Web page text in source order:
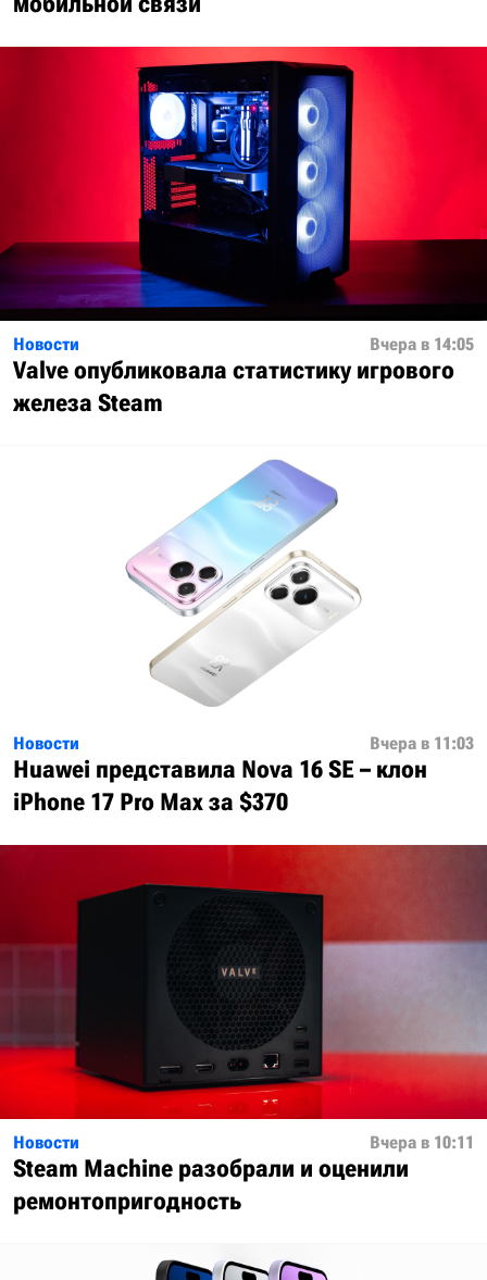
Новости Вчера в 14:05
Valve опубликовала статистику игрового
железа Steam
Новости Вчера в 11:03
Huawei представила Nova 16 SE – клон
iPhone 17 Pro Max за $370
Новости Вчера в 10:11
Steam Machine разобрали и оценили
ремонтопригодность